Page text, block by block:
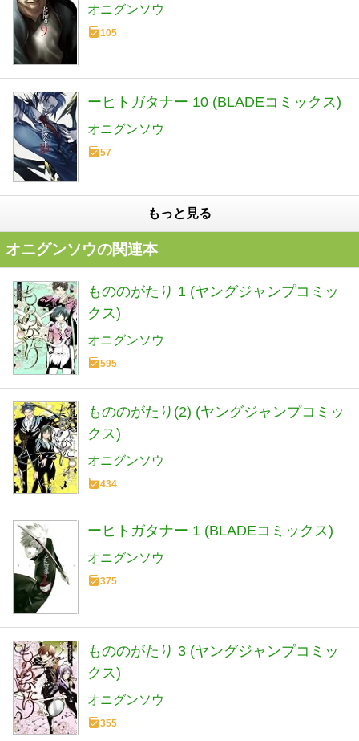
オニグンソウ
105
ーヒトガタナー 10 (BLADEコミックス)
オニグンソウ
57
もっと見る
オニグンソウの関連本
もののがたり 1 (ヤングジャンプコミッ
クス)
オニグンソウ
595
もののがたり(2) (ヤングジャンプコミッ
クス)
オニグンソウ
434
ーヒトガタナー 1 (BLADEコミックス)
オニグンソウ
375
もののがたり 3 (ヤングジャンプコミッ
クス)
オニグンソウ
355